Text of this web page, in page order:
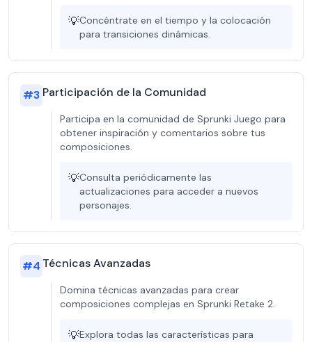
💡Concéntrate en el tiempo y la colocación
para transiciones dinámicas.
#3 Participación de la Comunidad
Participa en la comunidad de Sprunki Juego para
obtener inspiración y comentarios sobre tus
composiciones.
💡Consulta periódicamente las
actualizaciones para acceder a nuevos
personajes.
#4 Técnicas Avanzadas
Domina técnicas avanzadas para crear
composiciones complejas en Sprunki Retake 2.
💡Explora todas las características para